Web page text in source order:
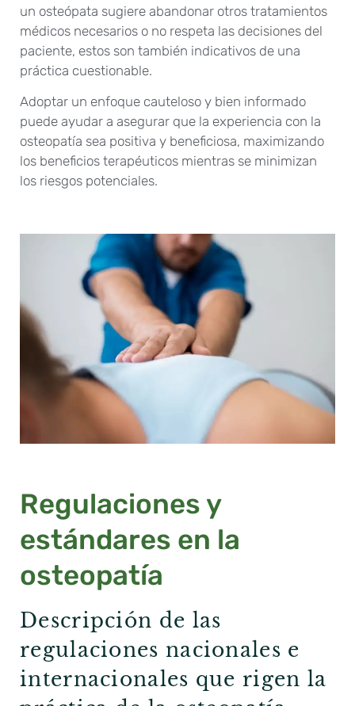
un osteópata sugiere abandonar otros tratamientos
médicos necesarios o no respeta las decisiones del
paciente, estos son también indicativos de una
práctica cuestionable.
Adoptar un enfoque cauteloso y bien informado
puede ayudar a asegurar que la experiencia con la
osteopatía sea positiva y beneficiosa, maximizando
los beneficios terapéuticos mientras se minimizan
los riesgos potenciales.
Regulaciones y
estándares en la
osteopatía
Descripción de las
regulaciones nacionales e
internacionales que rigen la